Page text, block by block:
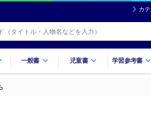
カ
一般書 児童書 学習参考書